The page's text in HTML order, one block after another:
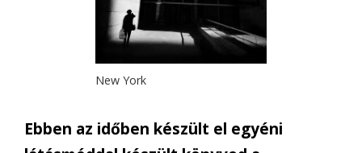
New York
Ebben az időben készült el egyéni